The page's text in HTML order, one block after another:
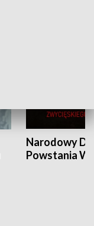
Narodowy
Powstania